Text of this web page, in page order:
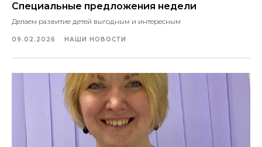
Специальные предложения недели
Делаем развитие детей выгодным и интересным
09.02.2026 НАШИ НОВОСТИ